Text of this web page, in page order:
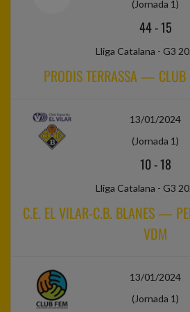
(Jornada 1)
44-15
Lliga Catalana - G3
PRODIS TERRASSA — CLUB
13/01/2024
(Jornada 1)
10-18
Lliga Catalana - G3
C.E. EL VILAR-C.B. BLANES —
VDM
13/01/2024
(Jornada 1)